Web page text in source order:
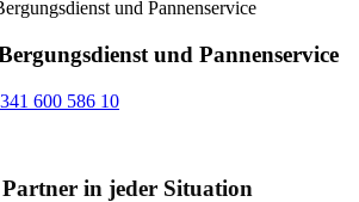
und Pannenservice
600 586 10
in jeder Situation